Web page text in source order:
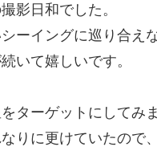
影日和でした。
ーイングに巡り合え
いて嬉しいです。
ターゲットにしてみ
りに更けていたので